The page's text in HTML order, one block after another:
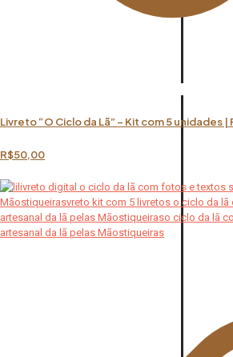
Livreto “O Ciclo da Lã” – Kit com 5 unidades
R$50,00